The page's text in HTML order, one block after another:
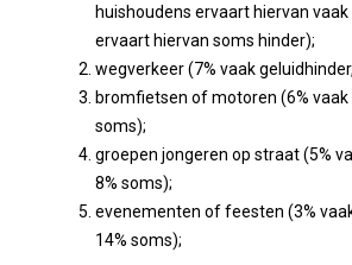
huishoudens ervaart hiervan vaak
ervaart hiervan soms hinder);
wegverkeer (7% vaak
bromfietsen of motoren (6% vaak
soms);
groepen jongeren op straat (5%
8% soms);
evenementen of feesten (3%
14% soms);